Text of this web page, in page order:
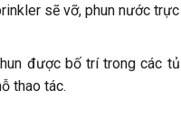
sẽ vỡ, phun nước trực
được bố trí trong các tủ
thao tác.